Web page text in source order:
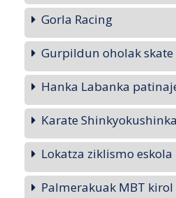
Gorla Racing
Gurpildun oholak skate
Hanka Labanka
Karate
Lokatza ziklismo eskola
Palmerakuak MBT